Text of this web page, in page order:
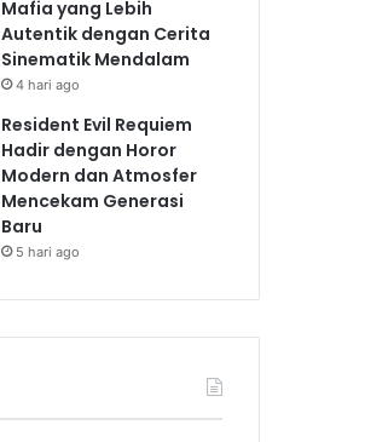
Mafia yang Lebih
Autentik dengan Cerita
Sinematik Mendalam
4 hari ago
Resident Evil Requiem
Hadir dengan Horor
Modern dan Atmosfer
Mencekam Generasi
Baru
5 hari ago